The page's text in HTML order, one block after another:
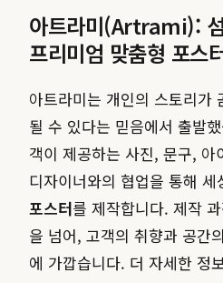
아트라미(Artrami):
프리미엄 맞춤형 포스
아트라미는 개인의 스토리가
될 수 있다는 믿음에서 출발
객이 제공하는 사진, 문구, 아
디자이너와의 협업을 통해 세
포스터를 제작합니다. 제작
을 넘어, 고객의 취향과 공간
에 가깝습니다. 더 자세한 정